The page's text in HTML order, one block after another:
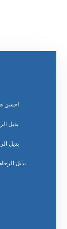
احسن
بديل
بديل
بديل